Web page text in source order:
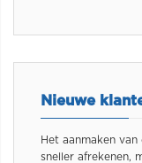
Nieuwe
Het aanmaken
sneller afrekenen,